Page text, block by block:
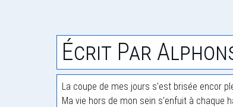
Écrit Par
La coupe de mes jours s'est brisée encor
Ma vie hors de mon sein s'enfuit à chaque